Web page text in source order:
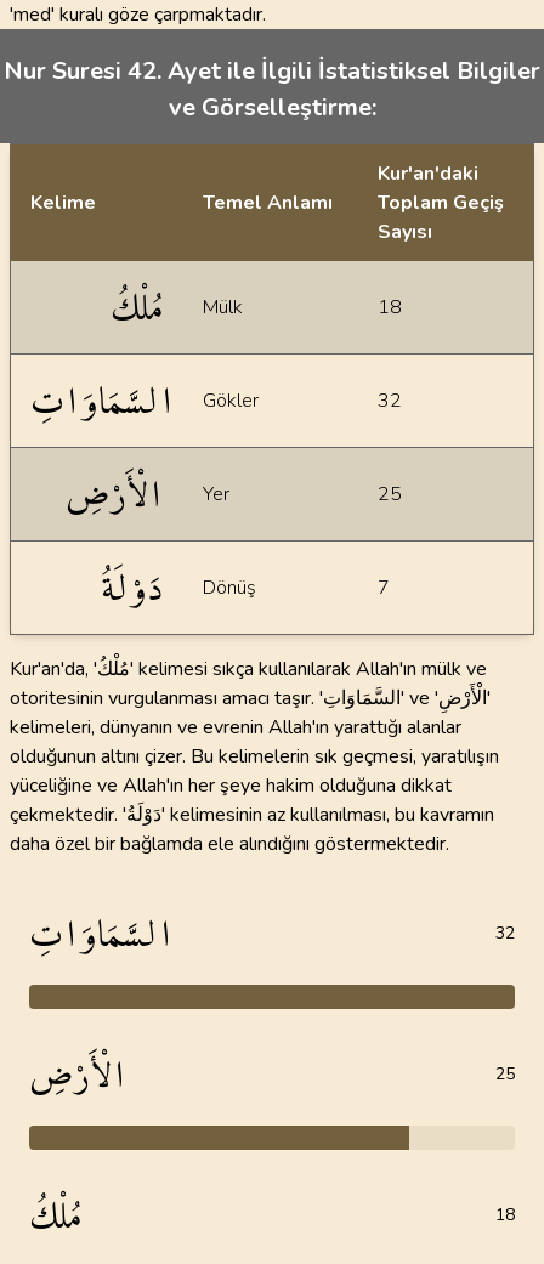
'med' kuralı göze çarpmaktadır.
Nur Suresi 42. Ayet ile İlgili İstatistiksel Bilgiler
ve Görselleştirme:
Kelime Temel Anlamı
Kur'an'daki
Toplam Geçiş
Sayısı
مُلْكُ Mülk 18
السَّمَاوَاتِ Gökler 32
الْأَرْضِ Yer 25
دَوْلَةُ Dönüş 7
Kur'an'da, 'مُلْكُ' kelimesi sıkça kullanılarak Allah'ın mülk ve
otoritesinin vurgulanması amacı taşır. 'السَّمَاوَاتِ' ve 'الْأَرْضِ'
kelimeleri, dünyanın ve evrenin Allah'ın yarattığı alanlar
olduğunun altını çizer. Bu kelimelerin sık geçmesi, yaratılışın
yüceliğine ve Allah'ın her şeye hakim olduğuna dikkat
çekmektedir. 'دَوْلَةُ' kelimesinin az kullanılması, bu kavramın
daha özel bir bağlamda ele alındığını göstermektedir.
السَّمَاوَاتِ 32
الْأَرْضِ 25
مُلْكُ 18